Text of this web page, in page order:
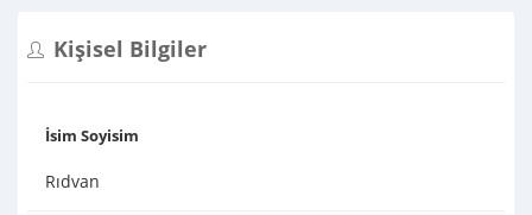
Kişisel Bilgiler
İsim Soyisim
Rıdvan